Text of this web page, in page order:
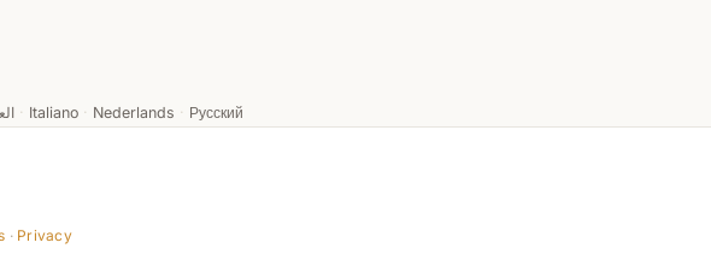
· Italiano · Nederlands · Русский
· Privacy